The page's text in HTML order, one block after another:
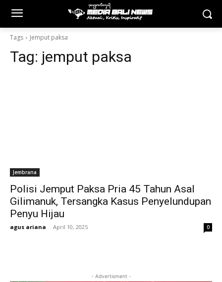
Tags Jemput paksa
Tag: jemput paksa
Jembrana
Polisi Jemput Paksa Pria 45 Tahun Asal
Gilimanuk, Tersangka Kasus Penyelundupan
Penyu Hijau
agus ariana - April 10, 2025 0
- Advertisment -